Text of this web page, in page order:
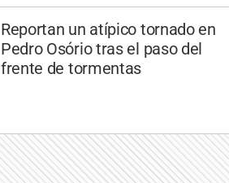
Reportan un atípico tornado en
Pedro Osório tras el paso del
frente de tormentas